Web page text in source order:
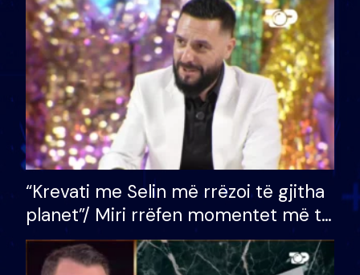
divorci apo jo?
“Krevati me Selin më rrëzoi të gjitha
planet”/ Miri rrëfen momentet më të
bukura në shtëpinë e BB VIP: Do më
mungojë zilja e mëngjesit kur…